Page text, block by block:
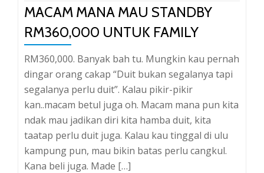
MACAM MANA MAU STANDBY
RM360,000 UNTUK FAMILY
RM360,000. Banyak bah tu. Mungkin kau pernah
dingar orang cakap “Duit bukan segalanya tapi
segalanya perlu duit”. Kalau pikir-pikir
kan..macam betul juga oh. Macam mana pun kita
ndak mau jadikan diri kita hamba duit, kita
taatap perlu duit juga. Kalau kau tinggal di ulu
kampung pun, mau bikin batas perlu cangkul.
Kana beli juga. Made […]